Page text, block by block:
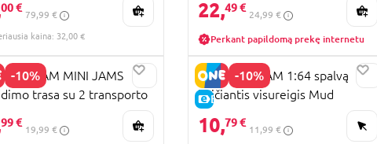
00 €
79,99 €
kaina: 32,00 €
22,49 €
24,99 €
Perkant papildomą prekę internetu
-10%JAM MINI JAMS
trasa su 2 transporto
Boneyard Blaster,
99 €
19,99 €
-10%
E-KAINA
MONSTER JAM 1:64 spalvą
keičiantis visureigis Mud
Blasters, asort., 6072638
10,79 €
11,99 €